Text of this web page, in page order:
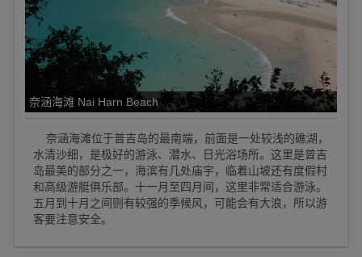
奈涵海滩 Nai Harn Beach
奈涵海滩位于普吉岛的最南端，前面是一处较浅的礁湖，
水清沙细，是极好的游泳、潜水、日光浴场所。这里是普吉
岛最美的部分之一，海滨有几处庙宇，临着山坡还有度假村
和高级游艇俱乐部。十一月至四月间，这里非常适合游泳。
五月到十月之间则有较强的季候风，可能会有大浪，所以游
客要注意安全。